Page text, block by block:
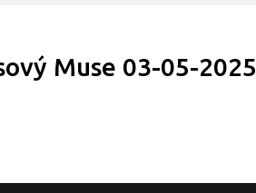
Muse 03-05-2025